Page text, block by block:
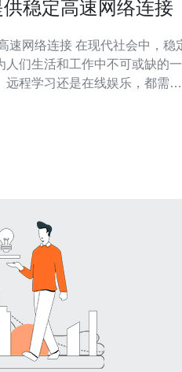
稳定高速网络连接
现代社会中，稳定
人们生活和工作中不可或缺的一
远程学习还是在线娱乐，都需要
快速的网络服务。 在新加